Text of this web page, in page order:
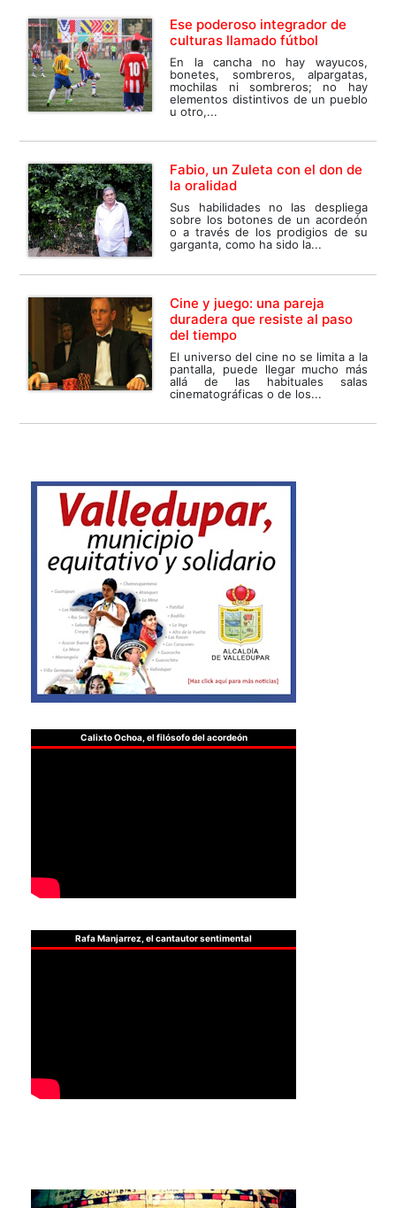
Ese poderoso integrador de
culturas llamado fútbol
En la cancha no hay wayucos,
bonetes, sombreros, alpargatas,
mochilas ni sombreros; no hay
elementos distintivos de un pueblo
u otro,...
Fabio, un Zuleta con el don de
la oralidad
Sus habilidades no las despliega
sobre los botones de un acordeón
o a través de los prodigios de su
garganta, como ha sido la...
Cine y juego: una pareja
duradera que resiste al paso
del tiempo
El universo del cine no se limita a la
pantalla, puede llegar mucho más
allá de las habituales salas
cinematográficas o de los...
Calixto Ochoa, el filósofo del acordeón
Rafa Manjarrez, el cantautor sentimental